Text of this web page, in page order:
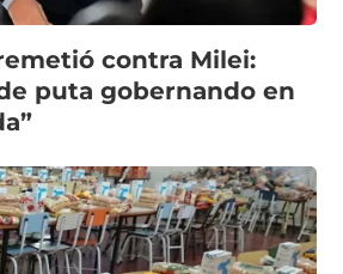
contra Milei:
puta gobernando en